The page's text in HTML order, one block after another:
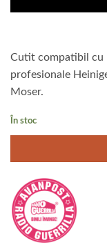
Cutit compatibil cu
profesionale
Moser.
În stoc